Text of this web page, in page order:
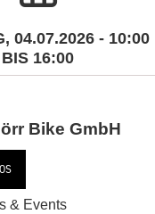
04.07.2026 - 10:00
BIS 16:00
Bike GmbH
& Events